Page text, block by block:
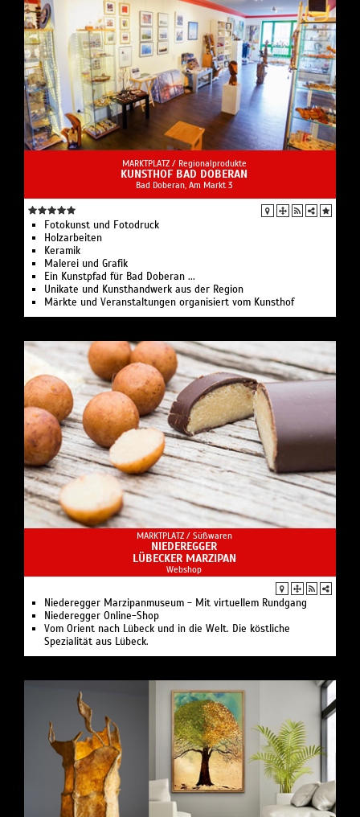
MARKTPLATZ / Regionalprodukte
KUNSTHOF BAD DOBERAN
Bad Doberan, Am Markt 3
Fotokunst und Fotodruck
Holzarbeiten
Keramik
Malerei und Grafik
Ein Kunstpfad für Bad Doberan ...
Unikate und Kunsthandwerk aus der Region
Märkte und Veranstaltungen organisiert vom Kunsthof
MARKTPLATZ / Süßwaren
NIEDEREGGER
LÜBECKER MARZIPAN
Webshop
Niederegger Marzipanmuseum - Mit virtuellem Rundgang
Niederegger Online-Shop
Vom Orient nach Lübeck und in die Welt. Die köstliche
Spezialität aus Lübeck.